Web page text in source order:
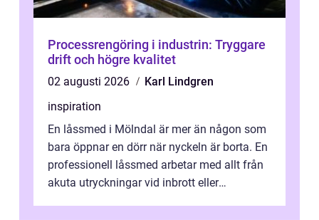
Processrengöring i industrin: Tryggare
drift och högre kvalitet
02 augusti 2026
Karl Lindgren
inspiration
En låssmed i Mölndal är mer än någon som
bara öppnar en dörr när nyckeln är borta. En
professionell låssmed arbetar med allt från
akuta utryckningar vid inbrott eller